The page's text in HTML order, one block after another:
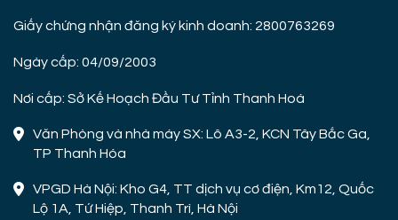
Giấy chứng nhận đăng ký kinh doanh: 2800763269
Ngày cấp: 04/09/2003
Nơi cấp: Sở Kế Hoạch Đầu Tư Tỉnh Thanh Hoá
Văn Phòng và nhà máy SX: Lô A3-2, KCN Tây Bắc Ga,
TP Thanh Hóa
VPGD Hà Nội: Kho G4, TT dịch vụ cơ điện, Km12, Quốc
Lộ 1A, Tứ Hiệp, Thanh Trì, Hà Nội